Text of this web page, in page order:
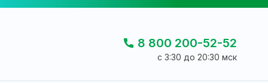
8 800 200-52-52
c 3:30 до 20:30 мск